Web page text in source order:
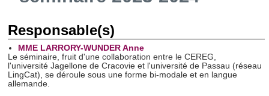
Responsable(s)
MME LARRORY-WUNDER Anne
Le séminaire, fruit d'une collaboration entre le CEREG,
l'université Jagellone de Cracovie et l'université de Passau (réseau
LingCat), se déroule sous une forme bi-modale et en langue
allemande.